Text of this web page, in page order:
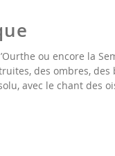
ou encore la
des ombres,
avec le chant des